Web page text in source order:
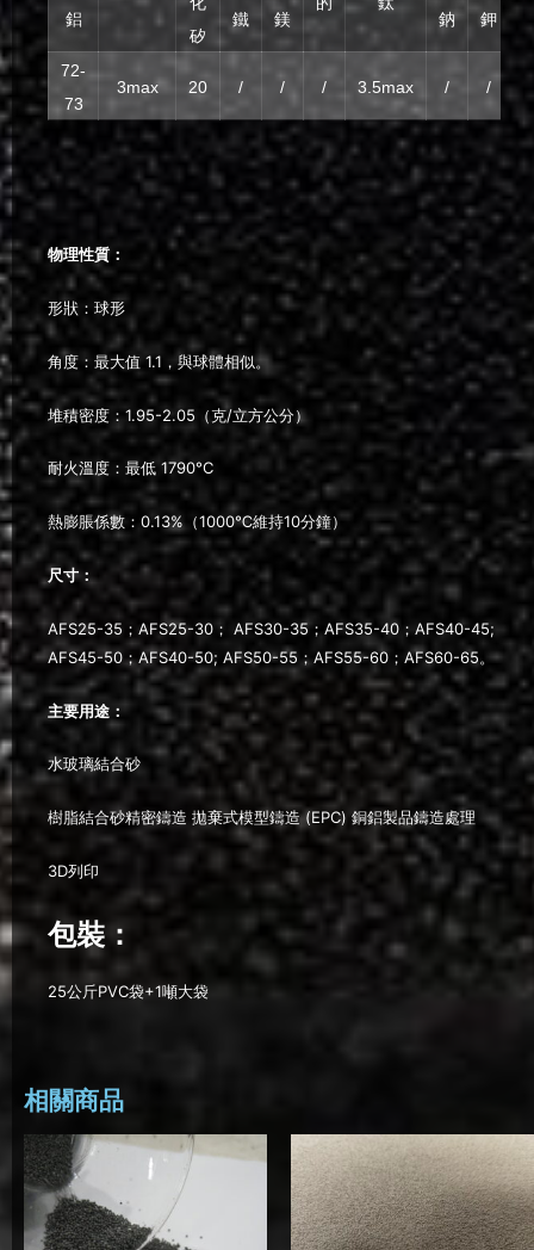
鋁
矽
鐵 鎂
鈉
鉀
72-
73
3max 20 / / / 3.5max /
/
物理性質：
形狀：球形
角度：最大值 1.1，與球體相似。
堆積密度：1.95-2.05（克/立方公分）
耐火溫度：最低 1790°C
熱膨脹係數：0.13%（1000℃維持10分鐘）
尺寸：
AFS25-35；AFS25-30； AFS30-35；AFS35-40；AFS40-45;
AFS45-50；AFS40-50; AFS50-55；AFS55-60；AFS60-65。
主要用途 ：
水玻璃結合砂
樹脂結合砂精密鑄造 拋棄式模型鑄造 (EPC) 銅鋁製品鑄造處理
3D列印
包裝：
25公斤PVC袋+1噸大袋
相關商品